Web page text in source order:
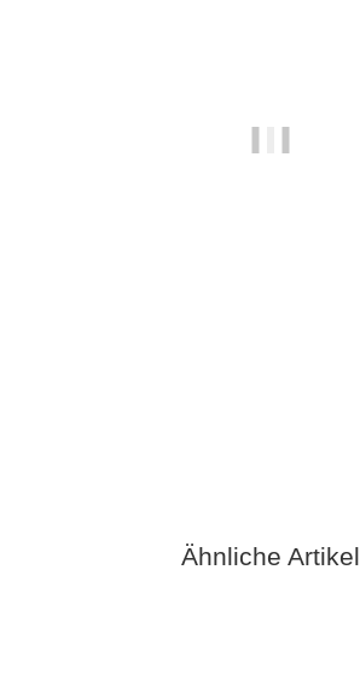
Ähnliche Artikel